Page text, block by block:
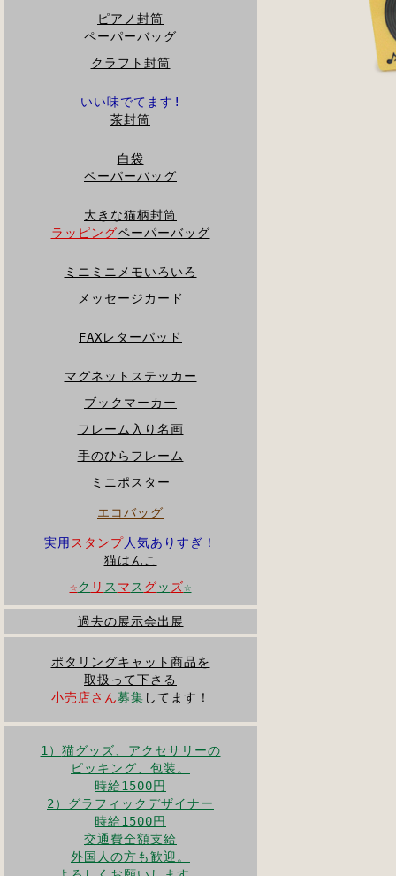
ピアノ封筒
ペーパーバッグ
クラフト封筒
いい味でてます!
茶封筒
白袋
ペーパーバッグ
大きな猫柄封筒
ラッピングペーパーバッグ
ミニミニメモいろいろ
メッセージカード
FAXレターパッド
マグネットステッカー
ブックマーカー
フレーム入り名画
手のひらフレーム
ミニポスター
エコバッグ
実用 スタンプ人気ありすぎ！
猫はんこ
☆ク リ ス マ ス グッ ズ☆
過去の展示会出展
ポタリングキャット商品を
取扱って下さる
小売店さん募集 してます！
1） 猫グッズ、アクセサリーの
ピッキング、包装。
時給1500円
2）グラフィックデザイナー
時給1500円
交通費全額支給
外国人の方も歓迎。